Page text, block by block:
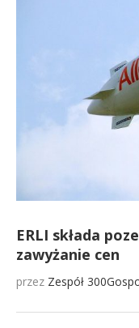
ERLI składa
zawyżanie cen
przez Zespół